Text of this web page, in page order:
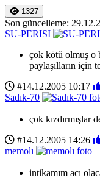
1327
Son güncelleme:
SU-PERISI
çok kötü olmuş o
paylaşılların için
#14.12.2005 10:17
Sadık-70
çok kızdırmışlar
#14.12.2005 14:26
memolı
intikamım acı